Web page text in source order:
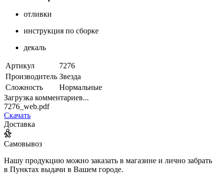
отливки
инструкция по сборке
декаль
Артикул
7276
Производитель Звезда
Сложность
Нормальные
Загрузка комментариев...
7276_web.pdf
Скачать
Доставка
Самовывоз
Нашу продукцию можно заказать в магазине и лично забрать
в Пунктах выдачи в Вашем городе.